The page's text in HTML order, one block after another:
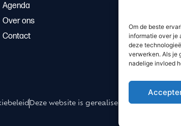
Om de beste
informatie over je
deze
verwerken. Als je
nadelige invloed
Agenda
Over ons
Contact
Deze website is gerealiseerd door